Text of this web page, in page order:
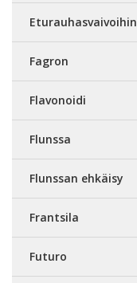
Eturauhasvaivoihin
Fagron
Flavonoidi
Flunssa
Flunssan ehkäisy
Frantsila
Futuro